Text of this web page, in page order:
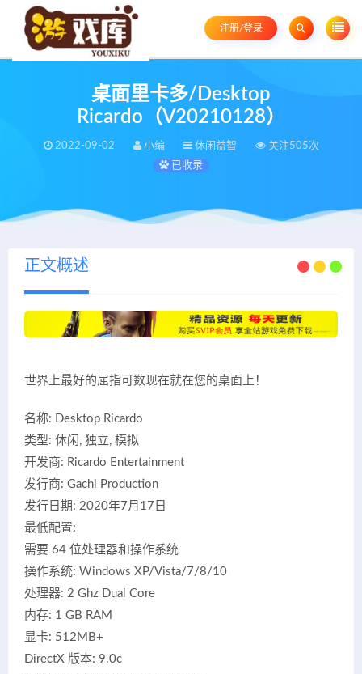
注册/登录
桌面里卡多/Desktop
Ricardo（V20210128）
2022-09-02 小编 休闲益智
关注505次
已收录
正文概述
世界上最好的屈指可数现在就在您的桌面上！
名称: Desktop Ricardo
类型: 休闲, 独立, 模拟
开发商: Ricardo Entertainment
发行商: Gachi Production
发行日期: 2020年7月17日
最低配置:
需要 64 位处理器和操作系统
操作系统: Windows XP/Vista/7/8/10
处理器: 2 Ghz Dual Core
内存: 1 GB RAM
显卡: 512MB+
DirectX 版本: 9.0c